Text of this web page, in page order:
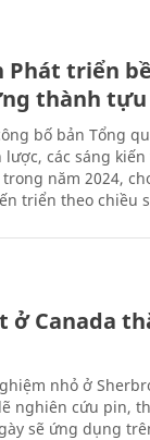
Phát triển
thành
bố bản Tổng
lược, các sáng
năm 2024,
triển theo chiều
ở Canada
nhỏ ở
nghiên cứu pin,
sẽ ứng dụng